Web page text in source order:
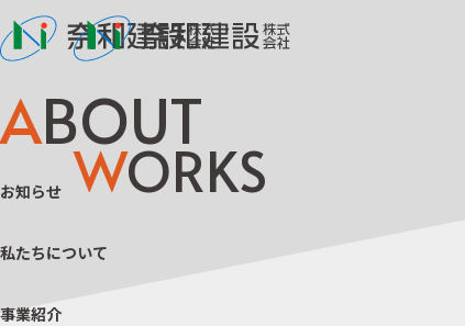
ABOUT
お知らせ
私たちについて
事業紹介
WORKS